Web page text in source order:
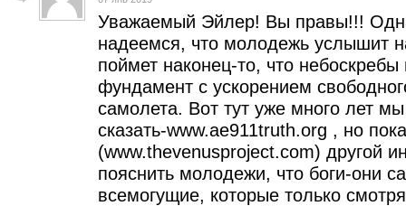
Уважаемый Эйлер! Вы правы!!!
надеемся, что молодежь услышит
поймет наконец-то, что
фундамент с ускорением
самолета. Вот тут уже много лет
сказать-www.ae911truth.org , но
(www.thevenusproject.com) другой
пояснить молодежи, что боги-они
всемогущие, которые только